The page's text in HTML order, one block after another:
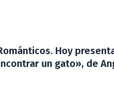
Hoy
un gato», de